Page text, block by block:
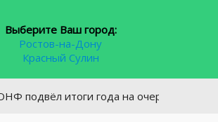
Выберите Ваш город:
Ростов-на-Дону
Красный Сулин
итоги года на очередной